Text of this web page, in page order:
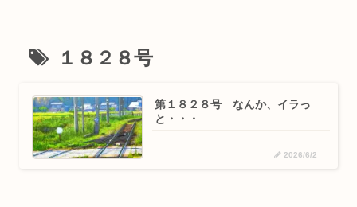
１８２８号
第１８２８号 なんか、イラっ
と・・・
2026/6/2